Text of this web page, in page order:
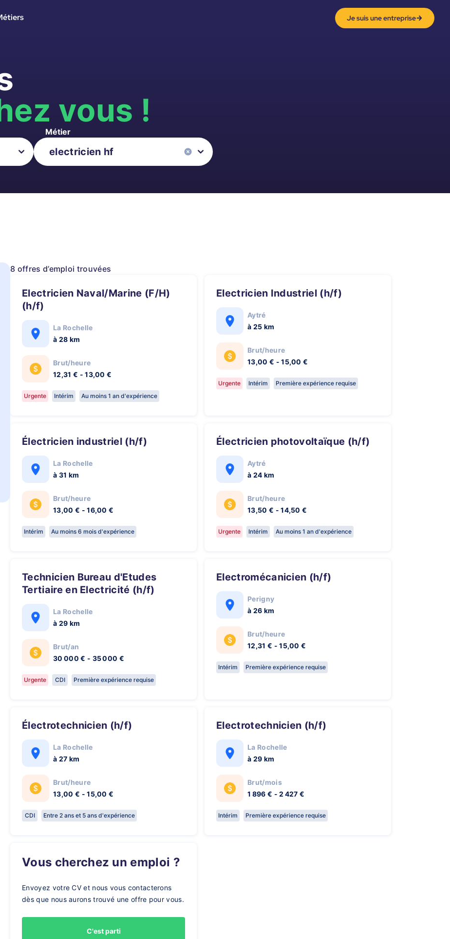
Je suis une entreprise
vous !
Métier
8 offres d’emploi trouvées
Electricien Naval/Marine (F/H)
(h/f)
La Rochelle
à 28 km
Brut/heure
12,31 € - 13,00 €
Urgente Intérim Au moins 1 an d'expérience
Electricien Industriel (h/f)
Aytré
à 25 km
Brut/heure
13,00 € - 15,00 €
Urgente Intérim Première expérience requise
Électricien industriel (h/f)
La Rochelle
à 31 km
Brut/heure
13,00 € - 16,00 €
Intérim Au moins 6 mois d'expérience
Électricien photovoltaïque (h/f)
Aytré
à 24 km
Brut/heure
13,50 € - 14,50 €
Urgente Intérim Au moins 1 an d'expérience
Technicien Bureau d'Etudes
Tertiaire en Electricité (h/f)
La Rochelle
à 29 km
Brut/an
30 000 € - 35 000 €
Urgente CDI Première expérience requise
Electromécanicien (h/f)
Perigny
à 26 km
Brut/heure
12,31 € - 15,00 €
Intérim Première expérience requise
Électrotechnicien (h/f)
La Rochelle
à 27 km
Brut/heure
13,00 € - 15,00 €
CDI Entre 2 ans et 5 ans d'expérience
Electrotechnicien (h/f)
La Rochelle
à 29 km
Brut/mois
1 896 € - 2 427 €
Intérim Première expérience requise
Vous cherchez un emploi ?
Envoyez votre CV et nous vous contacterons
dès que nous aurons trouvé une offre pour vous.
C'est parti